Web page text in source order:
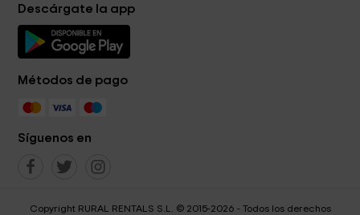
Descárgate la app
Métodos de pago
Síguenos en
Copyright RURAL RENTALS S.L. © 2015-2026 - Todos los derechos